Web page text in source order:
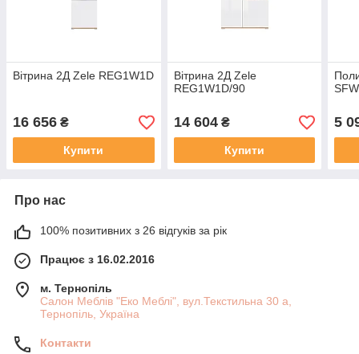
Вітрина 2Д Zele REG1W1D
16 656 ₴
Купити
Вітрина 2Д Zele
REG1W1D/90
14 604₴
Купити
5
Про нас
100% позитивних з 26 відгуків за рік
Працює з 16.02.2016
м. Тернопіль
Салон Меблів "Еко Меблі", вул.Текстильна 30 а,
Тернопіль, Україна
Контакти